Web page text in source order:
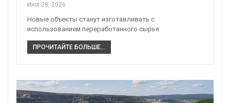
Июл 28, 2026
Новые объекты станут изготавливать с
использованием переработанного сырья
ПРОЧИТАЙТЕ БОЛЬШЕ...